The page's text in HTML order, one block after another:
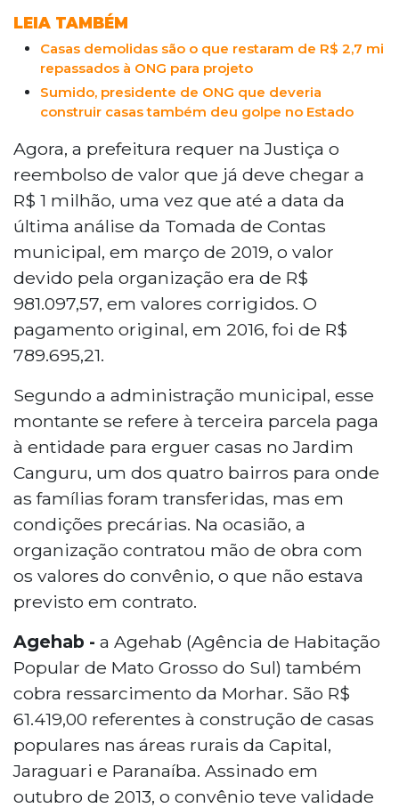
LEIA TAMBÉM
Casas demolidas são o que restaram de R$ 2,7 mi
repassados à ONG para projeto
Sumido, presidente de ONG que deveria
construir casas também deu golpe no Estado
Agora, a prefeitura requer na Justiça o
reembolso de valor que já deve chegar a
R$ 1 milhão, uma vez que até a data da
última análise da Tomada de Contas
municipal, em março de 2019, o valor
devido pela organização era de R$
981.097,57, em valores corrigidos. O
pagamento original, em 2016, foi de R$
789.695,21.
Segundo a administração municipal, esse
montante se refere à terceira parcela paga
à entidade para erguer casas no Jardim
Canguru, um dos quatro bairros para onde
as famílias foram transferidas, mas em
condições precárias. Na ocasião, a
organização contratou mão de obra com
os valores do convênio, o que não estava
previsto em contrato.
Agehab - a Agehab (Agência de Habitação
Popular de Mato Grosso do Sul) também
cobra ressarcimento da Morhar. São R$
61.419,00 referentes à construção de casas
populares nas áreas rurais da Capital,
Jaraguari e Paranaíba. Assinado em
outubro de 2013, o convênio teve validade